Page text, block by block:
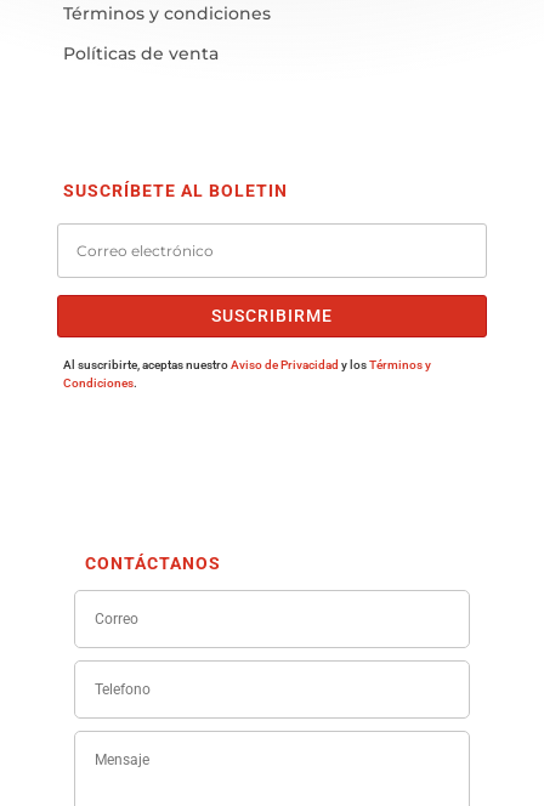
Términos y condiciones
Políticas de venta
SUSCRÍBETE AL BOLETIN
SUSCRIBIRME
Al suscribirte, aceptas nuestroAviso de Privacidad y losTérminos y
Condiciones.
CONTÁCTANOS